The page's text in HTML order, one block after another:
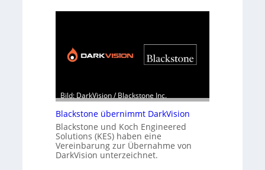
Bild: DarkVision / Blackstone Inc.
Blackstone übernimmt DarkVision
Blackstone und Koch Engineered
Solutions (KES) haben eine
Vereinbarung zur Übernahme von
DarkVision unterzeichnet.